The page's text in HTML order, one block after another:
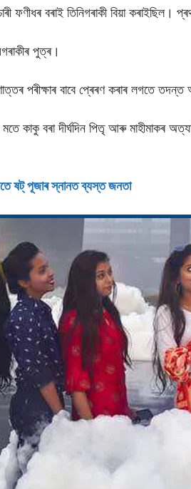
ফণীধৰ বৰাই তিনিগৰাকী বিয়া
পুত্ৰ।
পৰীক্ষাৰ বাবে প্ৰেৰণ কৰাৰ লগতে তদন্ত
মতে কাকু বৰা দীৰ্ঘদিন পিতৃ আৰু মাহীমাকৰ
ষট্ পূজাৰ স্নানত ব্যস্ত জনতা